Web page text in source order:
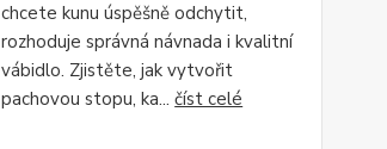
chcete kunu úspěšně odchytit,
rozhoduje správná návnada i kvalitní
vábidlo. Zjistěte, jak vytvořit
pachovou stopu, ka...číst celé